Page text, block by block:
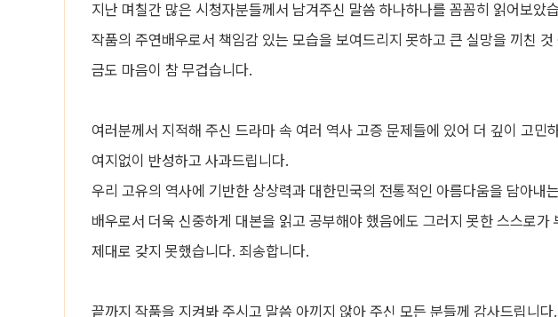
지난 며칠간 많은 시청자분들께서 남겨주신 말씀 하나하나를 꼼꼼히 읽어보았
작품의 주연배우로서 책임감 있는 모습을 보여드리지 못하고 큰 실망을 끼친 것
금도 마음이 참 무겁습니다.
여러분께서 지적해 주신 드라마 속 여러 역사 고증 문제들에 있어 더 깊이 고민
여지없이 반성하고 사과드립니다.
우리 고유의 역사에 기반한 상상력과 대한민국의 전통적인 아름다움을 담아내
배우로서 더욱 신중하게 대본을 읽고 공부해야 했음에도 그러지 못한 스스로가
제대로 갖지 못했습니다. 죄송합니다.
끝까지 작품을 지켜봐 주시고 말씀 아끼지 않아 주신 모든 분들께 감사드립니다.